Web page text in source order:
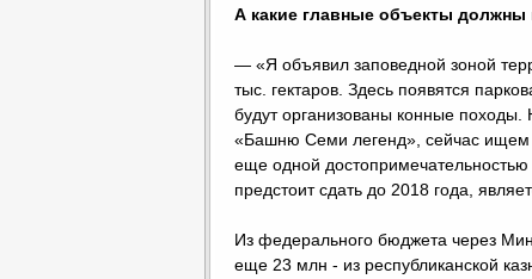
А какие главные объекты должны
— «Я объявил заповедной зоной
тыс. гектаров. Здесь появятся
будут организованы конные
«Башню Семи легенд», сейчас ищем
еще одной
предстоит сдать до 2018 года,
Из федерального бюджета через
еще 23 млн - из республиканской